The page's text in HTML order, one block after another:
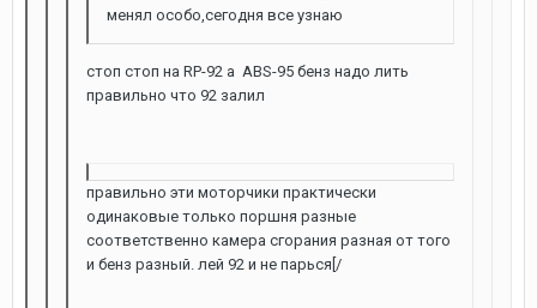
менял особо,сегодня все узнаю
стоп стоп на RP-92 а ABS-95 бенз надо лить
правильно что 92 залил
правильно эти моторчики практически
одинаковые только поршня разные
соответственно камера сгорания разная от того
и бенз разный. лей 92 и не парься[/